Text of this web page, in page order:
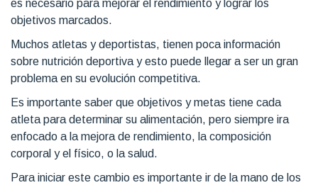
es necesario para mejorar el rendimiento y lograr los
objetivos marcados.
Muchos atletas y deportistas, tienen poca información
sobre nutrición deportiva y esto puede llegar a ser un gran
problema en su evolución competitiva.
Es importante saber que objetivos y metas tiene cada
atleta para determinar su alimentación, pero siempre ira
enfocado a la mejora de rendimiento, la composición
corporal y el físico, o la salud.
Para iniciar este cambio es importante ir de la mano de los